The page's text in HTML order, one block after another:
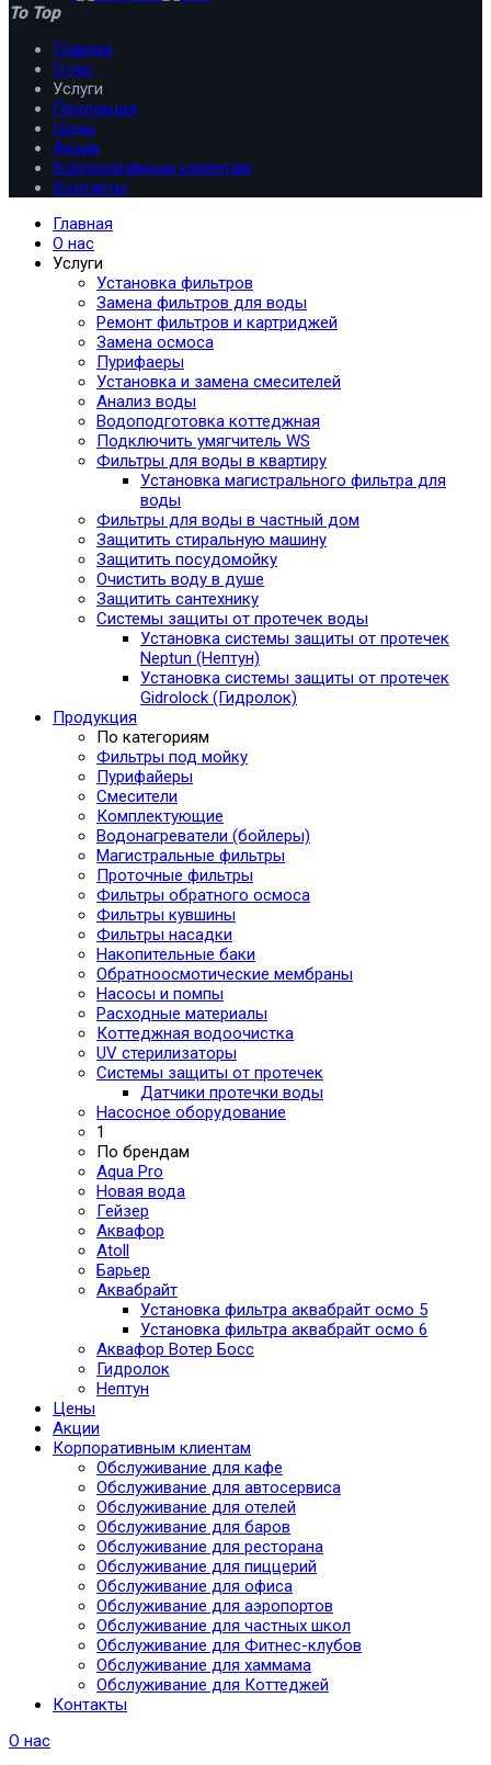
To Top
Главная
О нас
Услуги
Продукция
Цены
Акции
Корпоративным клиентам
Контакты
Главная
О нас
Услуги
Установка фильтров
Замена фильтров для воды
Ремонт фильтров и картриджей
Замена осмоса
Пурифаеры
Установка и замена смесителей
Анализ воды
Водоподготовка коттеджная
Подключить умягчитель WS
Фильтры для воды в квартиру
Установка магистрального фильтра для
воды
Фильтры для воды в частный дом
Защитить стиральную машину
Защитить посудомойку
Очистить воду в душе
Защитить сантехнику
Системы защиты от протечек воды
Установка системы защиты от протечек
Neptun (Нептун)
Установка системы защиты от протечек
Gidrolock (Гидролок)
Продукция
По категориям
Фильтры под мойку
Пурифайеры
Смесители
Комплектующие
Водонагреватели (бойлеры)
Магистральные фильтры
Проточные фильтры
Фильтры обратного осмоса
Фильтры кувшины
Фильтры насадки
Накопительные баки
Обратноосмотические мембраны
Насосы и помпы
Расходные материалы
Коттеджная водоочистка
UV стерилизаторы
Системы защиты от протечек
Датчики протечки воды
Насосное оборудование
1
По брендам
Aqua Pro
Новая вода
Гейзер
Аквафор
Atoll
Барьер
Аквабрайт
Установка фильтра аквабрайт осмо 5
Установка фильтра аквабрайт осмо 6
Аквафор Вотер Босс
Гидролок
Нептун
Цены
Акции
Корпоративным клиентам
Обслуживание для кафе
Обслуживание для автосервиса
Обслуживание для отелей
Обслуживание для баров
Обслуживание для ресторана
Обслуживание для пиццерий
Обслуживание для офиса
Обслуживание для аэропортов
Обслуживание для частных школ
Обслуживание для Фитнес-клубов
Обслуживание для хаммама
Обслуживание для Коттеджей
Контакты
О нас